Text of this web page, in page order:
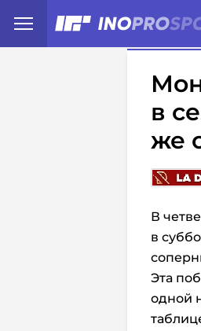
в
же
В
в
Эта
одной